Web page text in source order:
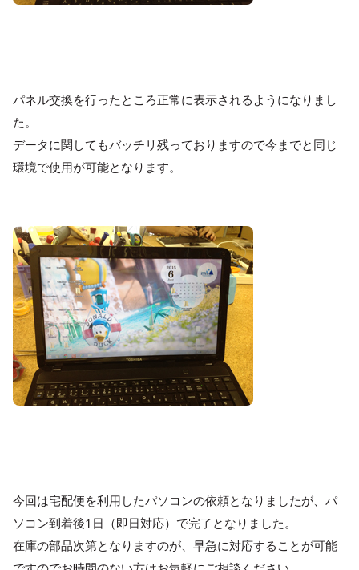
パネル交換を行ったところ正常に表示されるようになりまし
た。
データに関してもバッチリ残っておりますので今までと同じ
環境で使用が可能となります。
今回は宅配便を利用したパソコンの依頼となりましたが、パ
ソコン到着後1日（即日対応）で完了となりました。
在庫の部品次第となりますのが、早急に対応することが可能